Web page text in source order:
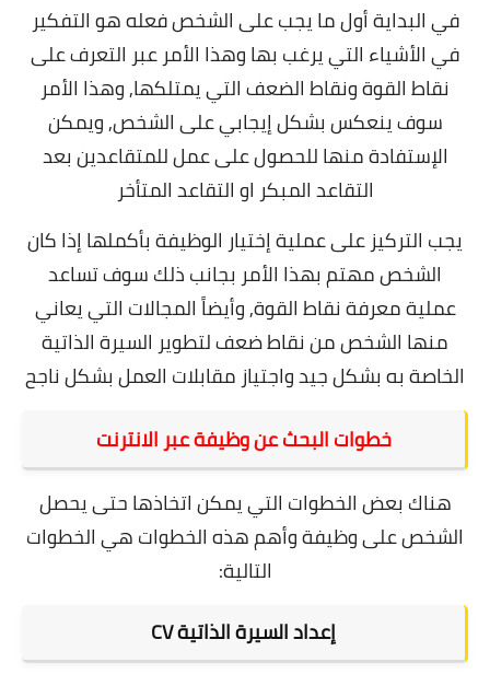
في البداية أول ما يجب على الشخص فعله هو التفكير
في الأشياء التي يرغب بها وهذا الأمر عبر التعرف على
نقاط القوة ونقاط الضعف التي يمتلكها, وهذا الأمر
سوف ينعكس بشكل إيجابي على الشخص, ويمكن
الإستفادة منها للحصول على عمل للمتقاعدين بعد
التقاعد المبكر او التقاعد المتأخر
يجب التركيز على عملية إختيار الوظيفة بأكملها إذا كان
الشخص مهتم بهذا الأمر بجانب ذلك سوف تساعد
عملية معرفة نقاط القوة, وأيضاً المجالات التي يعاني
منها الشخص من نقاط ضعف لتطوير السيرة الذاتية
الخاصة به بشكل جيد واجتياز مقابلات العمل بشكل ناجح
خطوات البحث عن وظيفة عبر الانترنت
هناك بعض الخطوات التي يمكن اتخاذها حتى يحصل
الشخص على وظيفة وأهم هذه الخطوات هي الخطوات
التالية:
إعداد السيرة الذاتية CV